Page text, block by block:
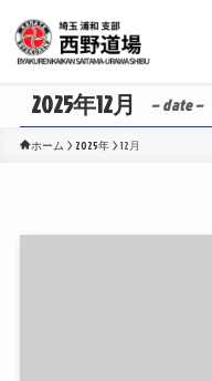
2025年12月 – date –
ホーム 2025年 12月